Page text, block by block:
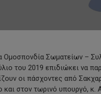
to close
Ομοσπονδία Σωματείων –
του 2019 επιδιώκει να
οι πάσχοντες από
και στον τωρινό υπουργό,